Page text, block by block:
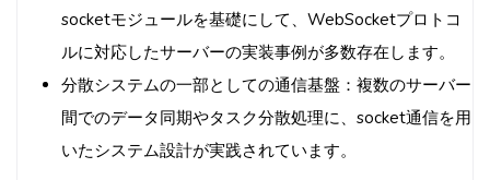
socketモジュールを基礎にして、WebSocketプロトコ
ルに対応したサーバーの実装事例が多数存在します。
分散システムの一部としての通信基盤：複数のサーバー
間でのデータ同期やタスク分散処理に、socket通信を用
いたシステム設計が実践されています。